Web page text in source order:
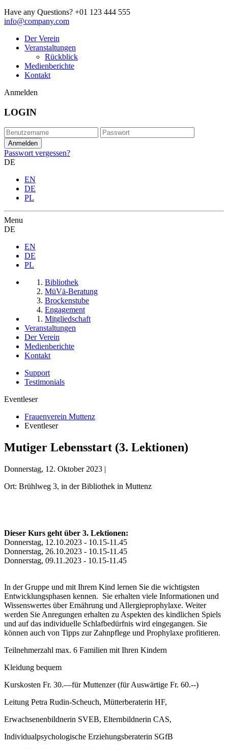
Have any Questions? +01 123 444 555
info@company.com
Der Verein
Veranstaltungen
Rückblick
Medienberichte
Kontakt
Anmelden
LOGIN
Passwort vergessen?
DE
EN
DE
PL
Menu
DE
EN
DE
PL
Bibliothek
MüVä-Beratung
Brockenstube
Engagement
Mitgliedschaft
Veranstaltungen
Der Verein
Medienberichte
Kontakt
Support
Testimonials
Eventleser
Frauenverein Muttenz
Eventleser
Mutiger Lebensstart (3. Lektionen)
Donnerstag, 12. Oktober 2023 |
Ort: Brühlweg 3, in der Bibliothek in Muttenz
Dieser Kurs geht über 3. Lektionen:
Donnerstag, 12.10.2023 - 10.15-11.45
Donnerstag, 26.10.2023 - 10.15-11.45
Donnerstag, 09.11.2023 - 10.15-11.45
In der Gruppe und mit Ihrem Kind lernen Sie die wichtigsten
Entwicklungsphasen kennen. Sie erhalten viele Informationen und
Wissenswertes über Ernährung und Allergieprophylaxe. Weiter
werden Sie Anregungen erhalten zu Aspekten des kindlichen Spiels
und auf das individuelle Schlafbedürfnis wird eingegangen. Sie
können auch von Tipps zur Zahnpflege und Prophylaxe profitieren.
Teilnehmerzahl max. 6 Familien mit Ihren Kindern
Kleidung bequem
Kurskosten Fr. 30.—für Muttenzer (für Auswärtige Fr. 60.--)
Leitung Petra Rudin-Scheuch, Mütterberaterin HF,
Erwachsenenbildnerin SVEB, Elternbildnerin CAS,
Individualpsychologische Erziehungsberaterin SGfB